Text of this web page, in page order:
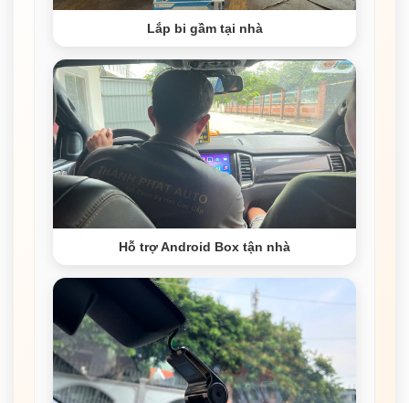
Lắp bi gầm tại nhà
Hỗ trợ Android Box tận nhà